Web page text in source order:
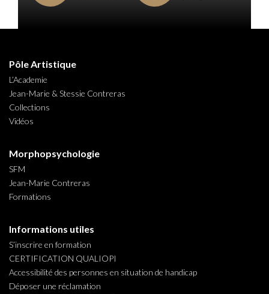
Pôle Artistique
L’Academie
Jean-Marie & Stessie Contreras
Collections
Vidéos
Morphopsychologie
SFM
Jean-Marie Contreras
Formations
Informations utiles
S’inscrire en formation
CERTIFICATION QUALIOPI
Accessibilité des personnes en situation de handicap
Déposer une réclamation